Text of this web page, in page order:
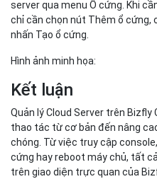
server qua menu Ổ cứng. Khi
chỉ cần chọn nút Thêm ổ cứng,
nhấn Tạo ổ cứng.
Hình ảnh minh họa:
Kết luận
Quản lý Cloud Server trên
thao tác từ cơ bản đến nâng
chóng. Từ việc truy cập
cứng hay reboot máy chủ, tất
trên giao diện trực quan của